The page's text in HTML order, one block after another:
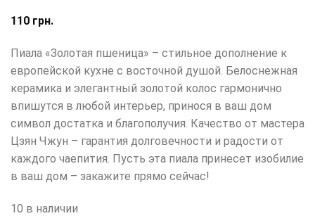
110 грн.
Пиала «Золотая пшеница» – стильное дополнение к
европейской кухне с восточной душой. Белоснежная
керамика и элегантный золотой колос гармонично
впишутся в любой интерьер, принося в ваш дом
символ достатка и благополучия. Качество от мастера
Цзян Чжун – гарантия долговечности и радости от
каждого чаепития. Пусть эта пиала принесет изобилие
в ваш дом – закажите прямо сейчас!
10 в наличии